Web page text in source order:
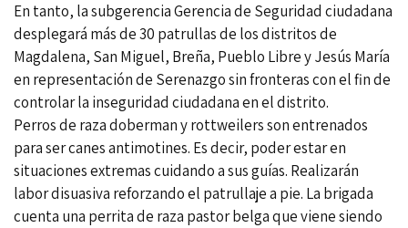
En tanto, la subgerencia Gerencia de Seguridad ciudadana
desplegará más de 30 patrullas de los distritos de
Magdalena, San Miguel, Breña, Pueblo Libre y Jesús María
en representación de Serenazgo sin fronteras con el fin de
controlar la inseguridad ciudadana en el distrito.
Perros de raza doberman y rottweilers son entrenados
para ser canes antimotines. Es decir, poder estar en
situaciones extremas cuidando a sus guías. Realizarán
labor disuasiva reforzando el patrullaje a pie. La brigada
cuenta una perrita de raza pastor belga que viene siendo